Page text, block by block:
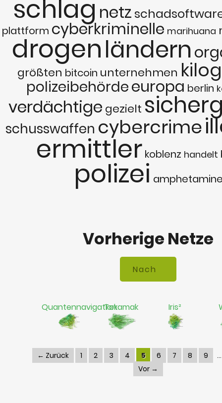
schlag netz
plattform cyberkriminelle marihuana
drogenländern
größten bitcoin unternehmen
polizeibehördeeuropa berlin
verdächtige gezielt
schusswaffen cybercrime
ermittler koblenz handelt
polizei
Vorherige Netze
QuantennavigationTokamak Iris²
← Zurück 1 2 3 4 5 6 7 8
9
Vor →